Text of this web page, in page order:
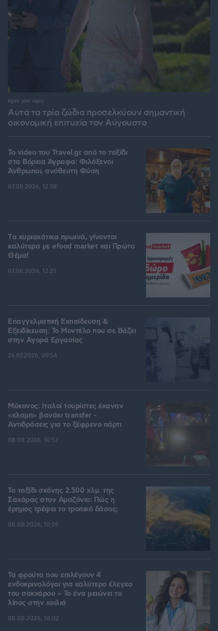
Αυτά τα τρία ζώδια προσελκύουν σημαντική
οικονομική επιτυχία τον Αύγουστο
πριν μία ώρα
To video του Travel.gr από το ταξίδι
στα Βόρεια Άγραφα: Φιλόξενοι
Άνθρωποι, ανόθευτη Φύση
07.08.2026, 12:38
Tα κυριακάτικα πρωινά, γίνονται
καλύτερα με efood market και Πρώτο
Θέμα!
07.08.2026, 12:25
Επαγγελματική Εκπαίδευση &
Εξειδίκευση: Το Mοντέλο που σε Bάζει
στην Aγορά Eργασίας
26.07.2026, 09:54
Μύκονος: Ιταλοί τουρίστες έκαναν
«κλαμπ» βανάκι transfer -
Αντιδράσεις για το ξέφρενο πάρτι
08.08.2026, 10:57
Το ταξίδι σκόνης 2.500 χλμ. της
Σαχάρας στον Αμαζόνιο: Πώς η
έρημος τρέφει το τροπικό δάσος;
08.08.2026, 10:59
Τα φρούτα που επιλέγουν 4
ενδοκρινολόγοι για καλύτερο έλεγχο
του σακχάρου – Το ένα μειώνει το
λίπος στην κοιλιά
08.08.2026, 10:02